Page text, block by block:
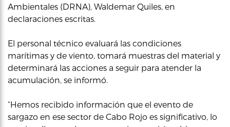
Ambientales (DRNA), Waldemar Quiles, en
declaraciones escritas.
El personal técnico evaluará las condiciones
marítimas y de viento, tomará muestras del material y
determinará las acciones a seguir para atender la
acumulación, se informó.
“Hemos recibido información que el evento de
sargazo en ese sector de Cabo Rojo es significativo, lo